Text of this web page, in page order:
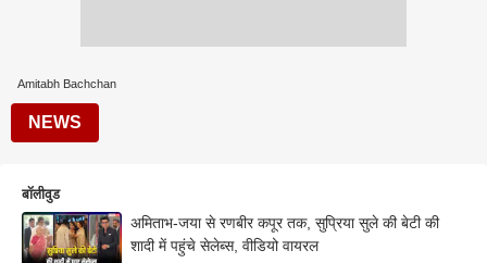
Amitabh Bachchan
NEWS
बॉलीवुड
अमिताभ-जया से रणबीर कपूर तक, सुप्रिया सुले की बेटी की
शादी में पहुंचे सेलेब्स, वीडियो वायरल